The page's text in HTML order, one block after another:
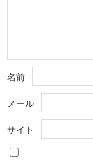
名前
メール
サイト